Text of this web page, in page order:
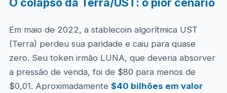
Em maio de 2022, a stablecoin algorítmica UST
(Terra) perdeu sua paridade e caiu para quase
zero. Seu token irmão LUNA, que deveria absorver
a pressão de venda, foi de $80 para menos de
$0,01. Aproximadamente $40 bilhões em valor